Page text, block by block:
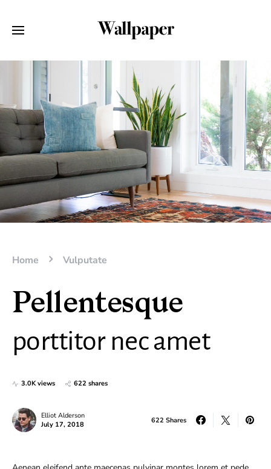
Home Vulputate
Pellentesque
porttitor nec amet
3.0K views 622 shares
Elliot Alderson
July 17, 2018
622 Shares